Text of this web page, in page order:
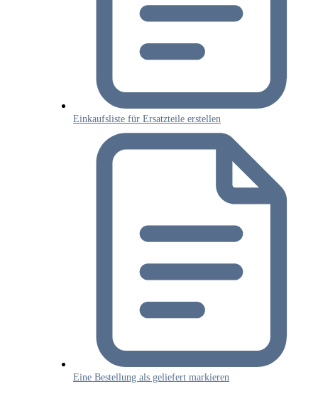
Einkaufsliste für Ersatzteile erstellen
Eine Bestellung als geliefert markieren